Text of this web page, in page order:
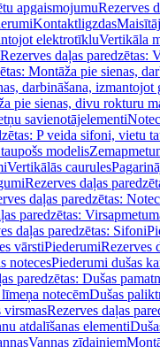
apgaismojumuRezerves
Kontaktligzdas
elektrotīkluVertikāla
Rezerves daļas paredzētas:
Montāža pie sienas,
darbināšana, izmantojot
pie sienas, divu rokturu
savienotājelementi
P veida sifoni, vietu
modelis
Vertikālās caurules
Rezerves daļas
daļas paredzētas:
paredzētas:
daļas paredzētas: Sifoni
vārstiPiederumiRezerves
notecesPiederumi dušas
paredzētas: Dušas
notecēmDušas
virsmasRezerves daļas
atdalīšanas elementi
Vannas zīdaiņiem